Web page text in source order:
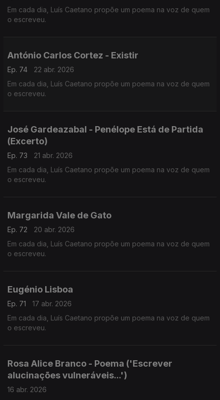
Em cada dia, Luís Caetano propõe um poema na voz de quem
o escreveu.
António Carlos Cortez - Existir
Ep. 74
22 abr. 2026
Em cada dia, Luís Caetano propõe um poema na voz de quem
o escreveu.
José Gardeazabal - Penélope Está de Partida
(Excerto)
Ep. 73
21 abr. 2026
Em cada dia, Luís Caetano propõe um poema na voz de quem
o escreveu.
Margarida Vale de Gato
Ep. 72
20 abr. 2026
Em cada dia, Luís Caetano propõe um poema na voz de quem
o escreveu.
Eugénio Lisboa
Ep. 71
17 abr. 2026
Em cada dia, Luís Caetano propõe um poema na voz de quem
o escreveu.
Rosa Alice Branco - Poema ('Escrever
alucinações vulneráveis...')
16 abr. 2026